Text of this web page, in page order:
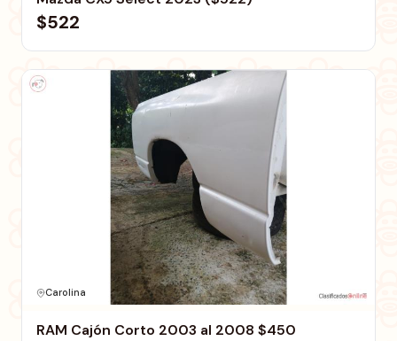
$522
Carolina
RAM Cajón Corto 2003 al 2008 $450